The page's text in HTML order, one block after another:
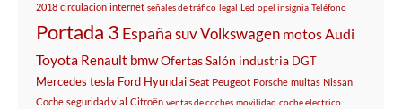
2018 circulacion internet señales de tráfico legal Led opel insignia Teléfono
Portada 3 EspañasuvVolkswagen motosAudi
Toyota Renault bmwOfertasSalón industria DGT
Mercedes tesla Ford Hyundai Seat Peugeot Porsche multas Nissan
Coche seguridad vial Citroën ventas de coches movilidad coche electrico